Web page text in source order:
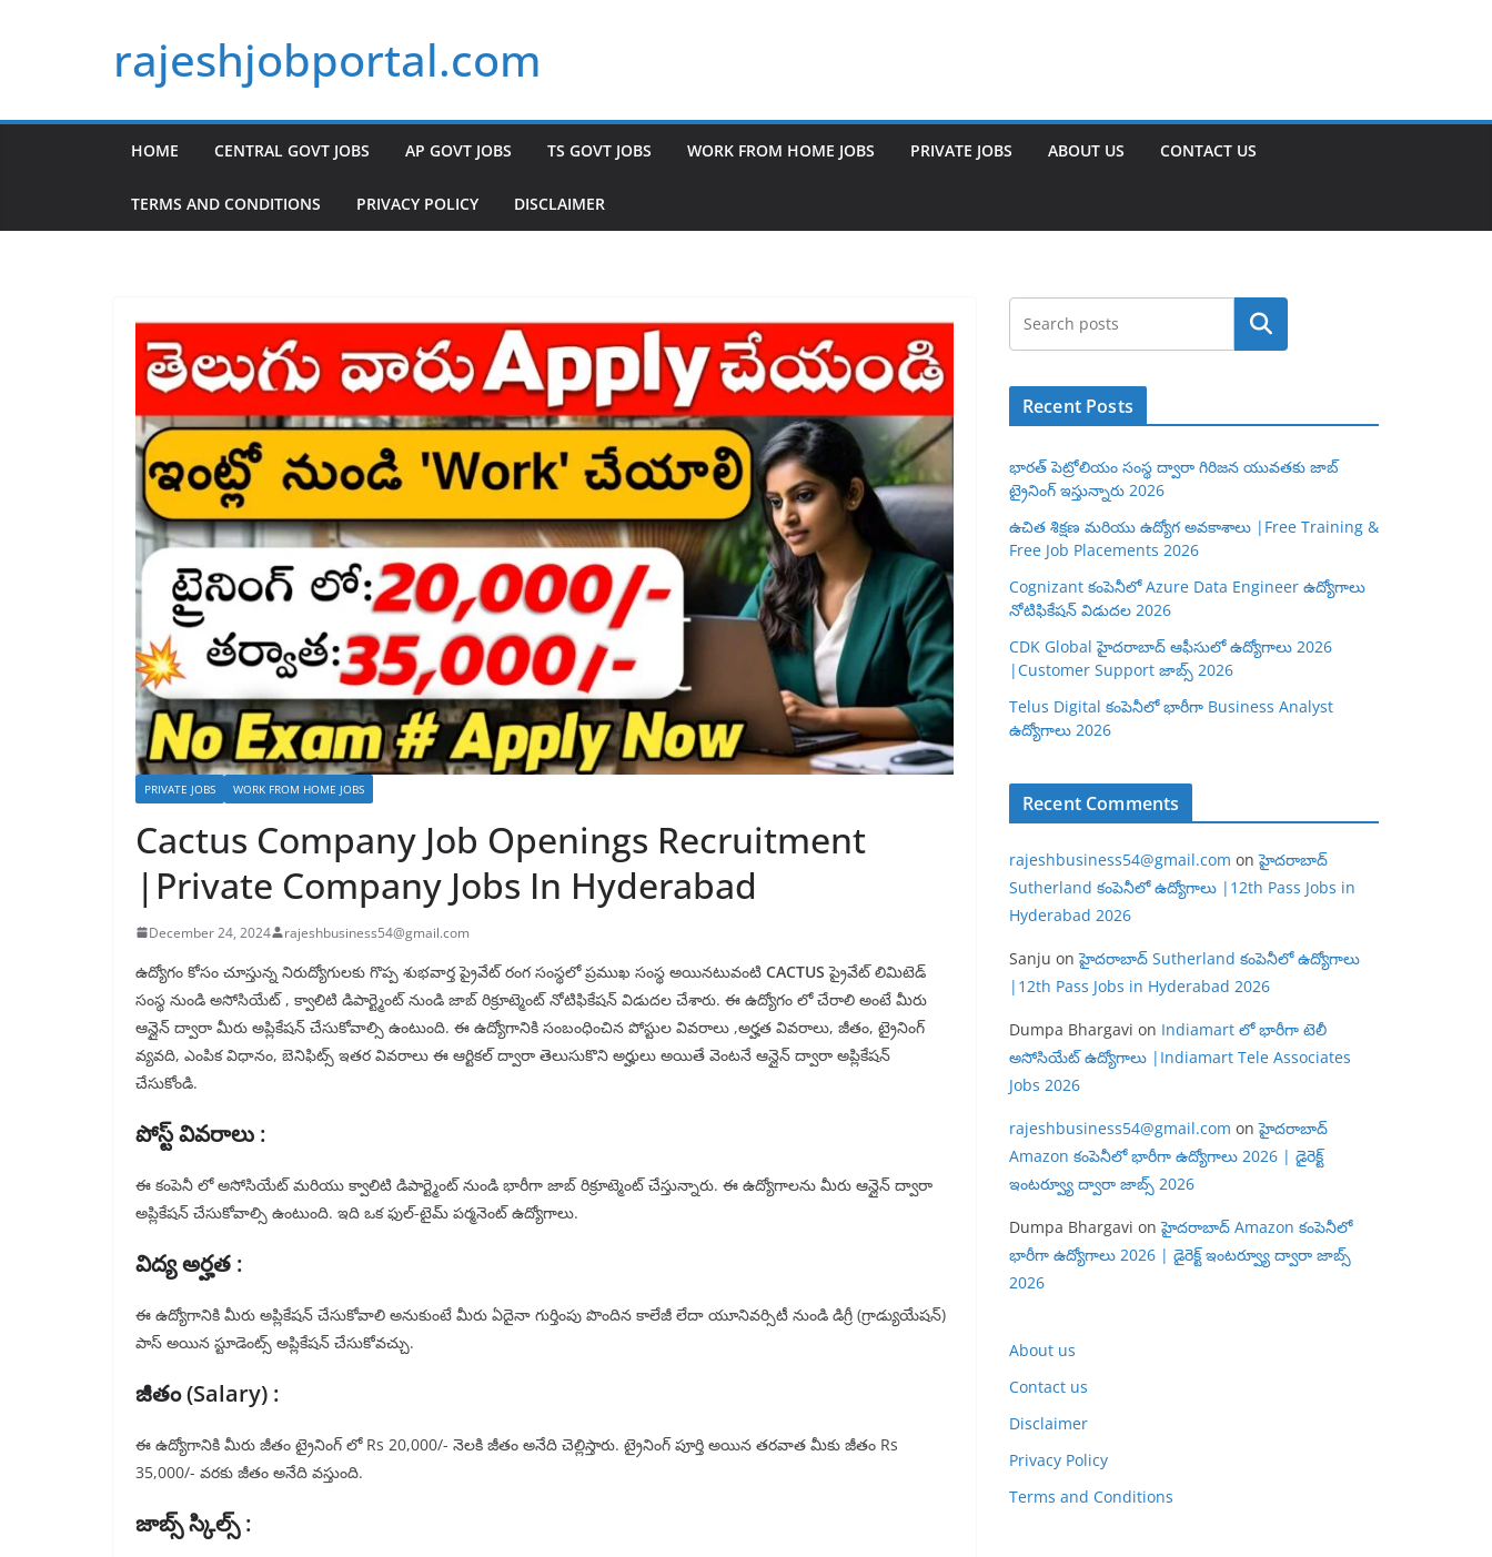
rajeshjobportal.com
HOME CENTRAL GOVT JOBS AP GOVT JOBS TS GOVT JOBS WORK FROM HOME JOBS PRIVATE JOBS ABOUT US CONTACT US
TERMS AND CONDITIONS PRIVACY POLICY DISCLAIMER
PRIVATE JOBS WORK FROM HOME JOBS
Cactus Company Job Openings Recruitment
|Private Company Jobs In Hyderabad
December 24, 2024 rajeshbusiness54@gmail.com
ఉద్యోగం కోసం చూస్తున్న నిరుద్యోగులకు గొప్ప శుభవార్త ప్రైవేట్ రంగ సంస్థలో ప్రముఖ సంస్థ అయినటువంటి CACTUS ప్రైవేట్ లిమిటెడ్
సంస్థ నుండి అసోసియేట్ , క్వాలిటి డిపార్ట్మెంట్ నుండి జాబ్ రిక్రూట్మెంట్ నోటిఫికేషన్ విడుదల చేశారు. ఈ ఉద్యోగం లో చేరాలి అంటే మీరు
ఆన్లైన్ ద్వారా మీరు అప్లికేషన్ చేసుకోవాల్సి ఉంటుంది. ఈ ఉద్యోగానికి సంబంధించిన పోస్టుల వివరాలు ,అర్హత వివరాలు, జీతం, ట్రైనింగ్
వ్యవది, ఎంపిక విధానం, బెనిఫిట్స్ ఇతర వివరాలు ఈ ఆర్టికల్ ద్వారా తెలుసుకొని అర్హులు అయితే వెంటనే ఆన్లైన్ ద్వారా అప్లికేషన్
చేసుకోండి.
పోస్ట్ వివరాలు :
ఈ కంపెనీ లో అసోసియేట్ మరియు క్వాలిటి డిపార్ట్మెంట్ నుండి భారీగా జాబ్ రిక్రూట్మెంట్ చేస్తున్నారు. ఈ ఉద్యోగాలను మీరు ఆన్లైన్ ద్వారా
అప్లికేషన్ చేసుకోవాల్సి ఉంటుంది. ఇది ఒక ఫుల్-టైమ్ పర్మనెంట్ ఉద్యోగాలు.
విద్య అర్హత :
ఈ ఉద్యోగానికి మీరు అప్లికేషన్ చేసుకోవాలి అనుకుంటే మీరు ఏదైనా గుర్తింపు పొందిన కాలేజీ లేదా యూనివర్సిటీ నుండి డిగ్రీ (గ్రాడ్యుయేషన్)
పాస్ అయిన స్టూడెంట్స్ అప్లికేషన్ చేసుకోవచ్చు.
జీతం (Salary) :
ఈ ఉద్యోగానికి మీరు జీతం ట్రైనింగ్ లో Rs 20,000/- నెలకి జీతం అనేది చెల్లిస్తారు. ట్రైనింగ్ పూర్తి అయిన తరవాత మీకు జీతం Rs
35,000/- వరకు జీతం అనేది వస్తుంది.
జాబ్స్ స్కిల్స్ :
Search
Recent Posts
భారత్ పెట్రోలియం సంస్థ ద్వారా గిరిజన యువతకు జాబ్
ట్రైనింగ్ ఇస్తున్నారు 2026
ఉచిత శిక్షణ మరియు ఉద్యోగ అవకాశాలు |Free Training &
Free Job Placements 2026
Cognizant కంపెనీలో Azure Data Engineer ఉద్యోగాలు
నోటిఫికేషన్ విడుదల 2026
CDK Global హైదరాబాద్ ఆఫీసులో ఉద్యోగాలు 2026
|Customer Support జాబ్స్ 2026
Telus Digital కంపెనీలో భారీగా Business Analyst
ఉద్యోగాలు 2026
Recent Comments
rajeshbusiness54@gmail.com onహైదరాబాద్
Sutherland కంపెనీలో ఉద్యోగాలు |12th Pass Jobs in
Hyderabad 2026
Sanju onహైదరాబాద్ Sutherland కంపెనీలో ఉద్యోగాలు
|12th Pass Jobs in Hyderabad 2026
Dumpa Bhargavi on Indiamart లో భారీగా టెలీ
అసోసియేట్ ఉద్యోగాలు |Indiamart Tele Associates
Jobs 2026
rajeshbusiness54@gmail.com onహైదరాబాద్
Amazon కంపెనీలో భారీగా ఉద్యోగాలు 2026 | డైరెక్ట్
ఇంటర్వ్యూ ద్వారా జాబ్స్ 2026
Dumpa Bhargavi onహైదరాబాద్ Amazon కంపెనీలో
భారీగా ఉద్యోగాలు 2026 | డైరెక్ట్ ఇంటర్వ్యూ ద్వారా జాబ్స్
2026
About us
Contact us
Disclaimer
Privacy Policy
Terms and Conditions